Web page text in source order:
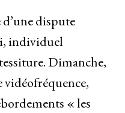
dispute
individuel
Dimanche,
« les